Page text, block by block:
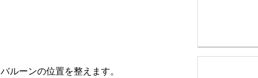
バルーンの位置を整えます。